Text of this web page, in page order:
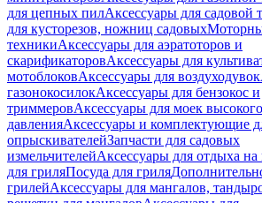
для цепных пилАксессуары для садовой
для кусторезов, ножниц садовых
техникиАксессуары для аэратоторов и
скарификаторовАксессуары для
мотоблоковАксессуары для воздуходувок
газонокосилокАксессуары для бензокос и
триммеровАксессуары для моек высокого
давленияАксессуары и комплектующие
опрыскивателейЗапчасти для садовых
измельчителейАксессуары для отдыха на
для гриляПосуда для гриля
грилейАксессуары для мангалов,